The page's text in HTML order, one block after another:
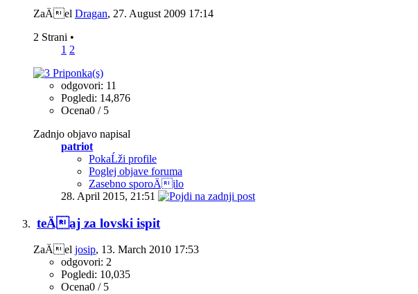
ZaÄel Dragan‎, 27. August 2009 17:14
2 Strani •
1 2
odgovori: 11
Pogledi: 14,876
Ocena0 / 5
Zadnjo objavo napisal
patriot
PokaĹži profile
Poglej objave foruma
Zasebno sporoÄilo
28. April 2015, 21:51
teÄaj za lovski ispit
ZaÄel josip‎, 13. March 2010 17:53
odgovori: 2
Pogledi: 10,035
Ocena0 / 5